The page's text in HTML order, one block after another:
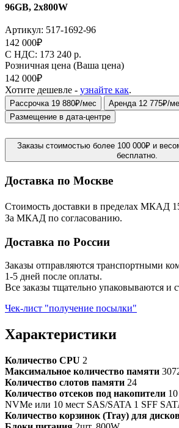
96GB, 2x800W
Артикул: 517-1692-96
142 000₽
C НДС: 173 240 р.
Розничная цена (Ваша цена)
142 000₽
Хотите дешевле - узнайте как.
Рассрочка 19 880₽/мес
Аренда 12 775₽/
Размещение в дата-центре
Заказы стоимостью более 100 000₽ и
бесплатно.
Доставка по Москве
Стоимость доставки в пределах МКАД
За МКАД по согласованию.
Доставка по России
Заказы отправляются транспортными
1-5 дней после оплаты.
Все заказы тщательно упаковываются и
Чек-лист "получение посылки"
Характеристики
Количество CPU 2
Максимальное количество памяти
Количество слотов памяти 24
Количество отсеков под накопители
NVMe или 10 мест SAS/SATA 1 SFF
Количество корзинок (Tray) для